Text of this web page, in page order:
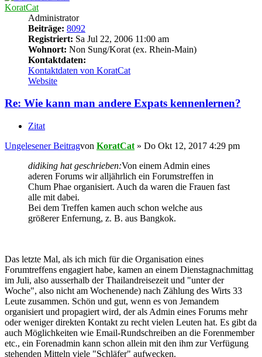
KoratCat
Administrator
Beiträge: 8092
Registriert: Sa Jul 22, 2006 11:00 am
Wohnort: Non Sung/Korat (ex. Rhein-Main)
Kontaktdaten:
Kontaktdaten von KoratCat
Website
Re: Wie kann man andere Expats kennenlernen?
Zitat
Ungelesener Beitragvon KoratCat » Do Okt 12, 2017 4:29 pm
didiking hat geschrieben:Von einem Admin eines
aderen Forums wir alljährlich ein Forumstreffen in
Chum Phae organisiert. Auch da waren die Frauen fast
alle mit dabei.
Bei dem Treffen kamen auch schon welche aus
größerer Enfernung, z. B. aus Bangkok.
Das letzte Mal, als ich mich für die Organisation eines
Forumtreffens engagiert habe, kamen an einem Dienstagnachmittag
im Juli, also ausserhalb der Thailandreisezeit und "unter der
Woche", also nicht am Wochenende) nach Zählung des Wirts 33
Leute zusammen. Schön und gut, wenn es von Jemandem
organisiert und propagiert wird, der als Admin eines Forums mehr
oder weniger direkten Kontakt zu recht vielen Leuten hat. Es gibt da
auch Möglichkeiten wie Email-Rundschreiben an die Forenmember
etc., ein Forenadmin kann schon allein mit den ihm zur Verfügung
stehenden Mitteln viele "Schläfer" aufwecken.